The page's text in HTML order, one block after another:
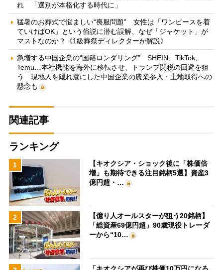
れ 「選別が本格化する時代に」
猛暑のお葬式で悩ましい“喪服問題” 女性は「ワンピースを着
ていけばOK」という俗説に潜む誤解、なぜ「ジャケット」が
マストなのか？《1級葬祭ディレクターが解説》
急増する中国企業の“国籍ロンダリング” SHEIN、TikTok、
Temu…本社機能を海外に移転させ、トランプ関税の回避を狙
う 現地人を隠れ蓑にした中国企業の農業参入・土地取得への
懸念も
関連記事
ランキング
1
【キオクシア・ショック後に「株価倍
増」も期待できる注目銘柄5選】資産3
億円超・…
2
【億り人オールスターが狙う20銘柄】
「総資産69億円超」90歳現役トレーダ
ーから“10…